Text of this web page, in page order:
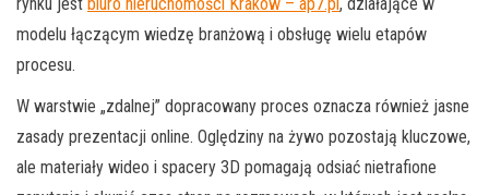
modelu łączącym wiedzę branżową i obsługę wielu etapów
procesu.
W warstwie „zdalnej” dopracowany proces oznacza również jasne
zasady prezentacji online. Oględziny na żywo pozostają kluczowe,
ale materiały wideo i spacery 3D pomagają odsiać nietrafione